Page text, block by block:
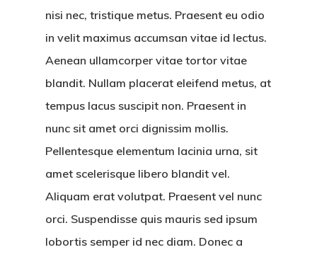
nisi nec, tristique metus. Praesent eu odio
in velit maximus accumsan vitae id lectus.
Aenean ullamcorper vitae tortor vitae
blandit. Nullam placerat eleifend metus, at
tempus lacus suscipit non. Praesent in
nunc sit amet orci dignissim mollis.
Pellentesque elementum lacinia urna, sit
amet scelerisque libero blandit vel.
Aliquam erat volutpat. Praesent vel nunc
orci. Suspendisse quis mauris sed ipsum
lobortis semper id nec diam. Donec a